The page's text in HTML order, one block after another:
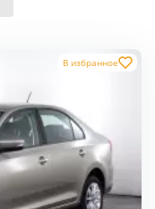
В избранное